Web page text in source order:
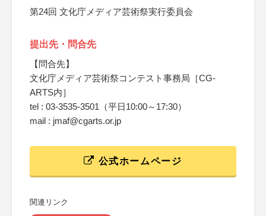
第24回 文化庁メディア芸術祭実行委員会
提出先・問合先
【問合先】
文化庁メディア芸術祭コンテスト事務局［CG-
ARTS内］
tel : 03-3535-3501（平日10:00～17:30）
mail : jmaf@cgarts.or.jp
公式ホームページ
関連リンク